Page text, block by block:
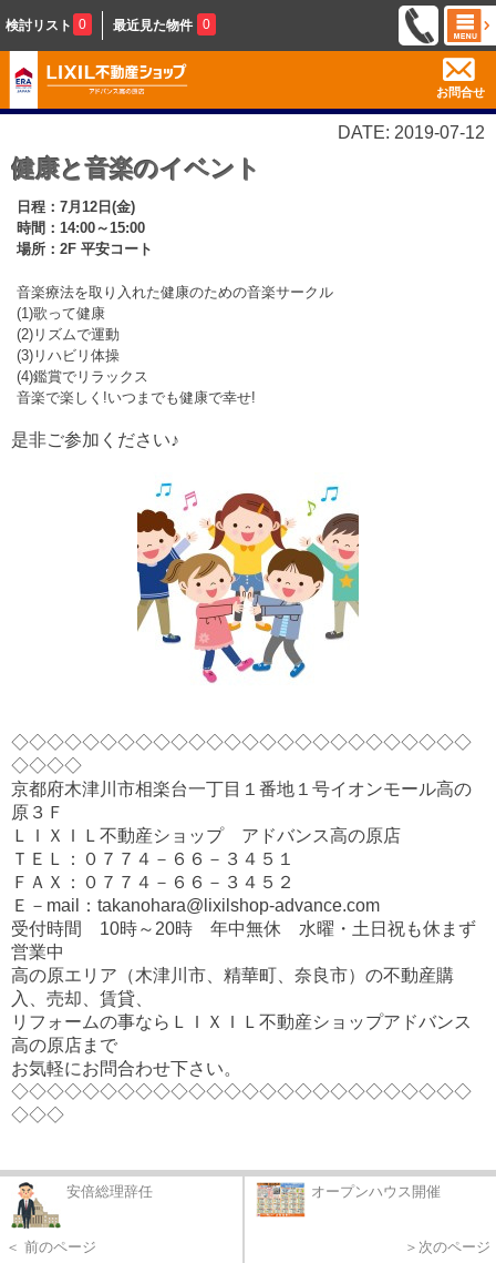
検討リスト 0 最近見た物件 0
お問合せ
DATE: 2019-07-12
健康と音楽のイベント
日程：7月12日(金)
時間：14:00～15:00
場所：2F 平安コート
音楽療法を取り入れた健康のための音楽サークル
(1)歌って健康
(2)リズムで運動
(3)リハビリ体操
(4)鑑賞でリラックス
音楽で楽しく!いつまでも健康で幸せ!
是非ご参加ください♪
◇◇◇◇◇◇◇◇◇◇◇◇◇◇◇◇◇◇◇◇◇◇◇◇◇◇
◇◇◇◇
京都府木津川市相楽台一丁目１番地１号イオンモール高の
原３Ｆ
ＬＩＸＩＬ不動産ショップ アドバンス高の原店
ＴＥＬ：０７７４－６６－３４５１
ＦＡＸ：０７７４－６６－３４５２
Ｅ－mail：takanohara@lixilshop-advance.com
受付時間 10時～20時 年中無休 水曜・土日祝も休まず
営業中
高の原エリア（木津川市、精華町、奈良市）の不動産購
入、売却、賃貸、
リフォームの事ならＬＩＸＩＬ不動産ショップアドバンス
高の原店まで
お気軽にお問合わせ下さい。
◇◇◇◇◇◇◇◇◇◇◇◇◇◇◇◇◇◇◇◇◇◇◇◇◇◇
◇◇◇
安倍総理辞任
＜ 前のページ
オープンハウス開催
＞次のページ